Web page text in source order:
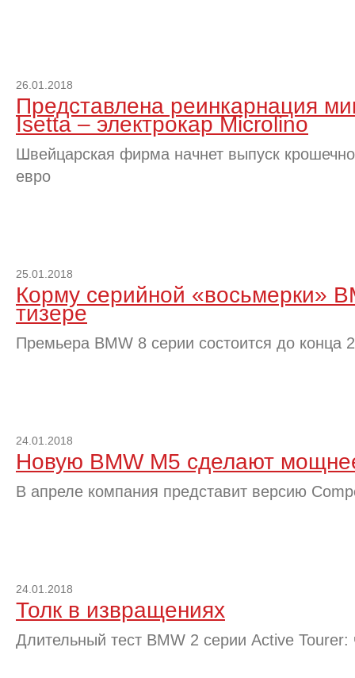
26.01.2018
Представлена реинкарнация
Isetta – электрокар Microlino
Швейцарская фирма начнет выпуск
евро
25.01.2018
Корму серийной «восьмерки»
тизере
Премьера BMW 8 серии состоится до конца
24.01.2018
Новую BMW M5 сделают
В апреле компания представит версию
24.01.2018
Толк в извращениях
Длительный тест BMW 2 серии Active Tourer: